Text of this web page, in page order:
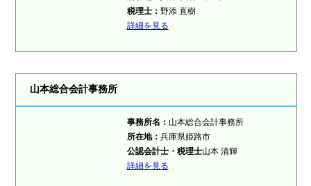
税理士： 野添 直樹
詳細を見る
山本総合会計事務所
事務所名： 山本総合会計事務所
所在地： 兵庫県姫路市
公認会計士・税理士山本 清輝
詳細を見る